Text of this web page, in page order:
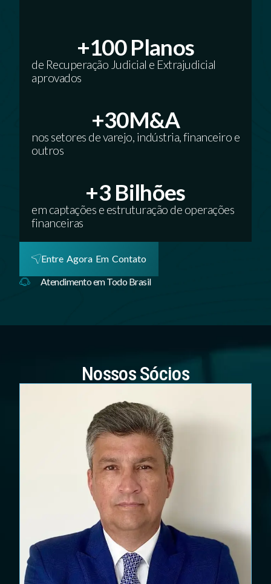
de Recuperação Judicial e Extrajudicial
aprovados
+100 Planos
nos setores de varejo, indústria, financeiro e
outros
+30M&A
em captações e estruturação de operações
financeiras
+3 Bilhões
Entre Agora Em Contato
Atendimento em Todo Brasil
Nossos Sócios